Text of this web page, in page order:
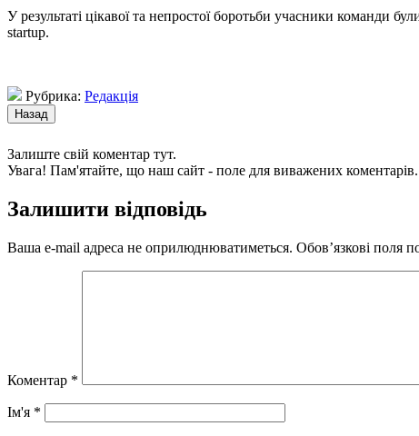
У результаті цікавої та непростої боротьби учасники команди
startup.
Рубрика: Редакція
Залиште свій коментар тут.
Увага! Пам'ятайте, що наш сайт - поле для виважених коментарів.
Залишити відповідь
Ваша e-mail адреса не оприлюднюватиметься. Обов’язкові поля
Коментар *
Ім'я *